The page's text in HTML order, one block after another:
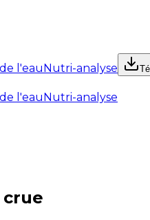
l'eauNutri-analyse
l'eauNutri-analyse
crue